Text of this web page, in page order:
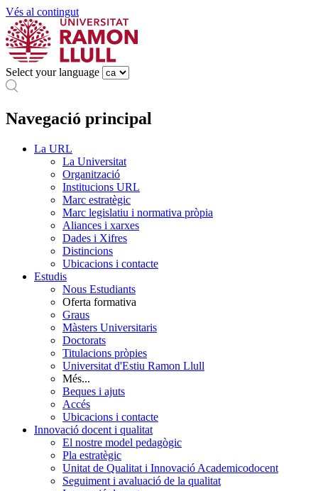
Vés al contingut
Select your language
Navegació principal
La URL
La Universitat
Organització
Institucions URL
Marc estratègic
Marc legislatiu i normativa pròpia
Aliances i xarxes
Dades i Xifres
Distincions
Ubicacions i contacte
Estudis
Nous Estudiants
Oferta formativa
Graus
Màsters Universitaris
Doctorats
Titulacions pròpies
Universitat d'Estiu Ramon Llull
Més...
Beques i ajuts
Accés
Ubicacions i contacte
Innovació docent i qualitat
El nostre model pedagògic
Pla estratègic
Unitat de Qualitat i Innovació Academicodocent
Seguiment i avaluació de la qualitat